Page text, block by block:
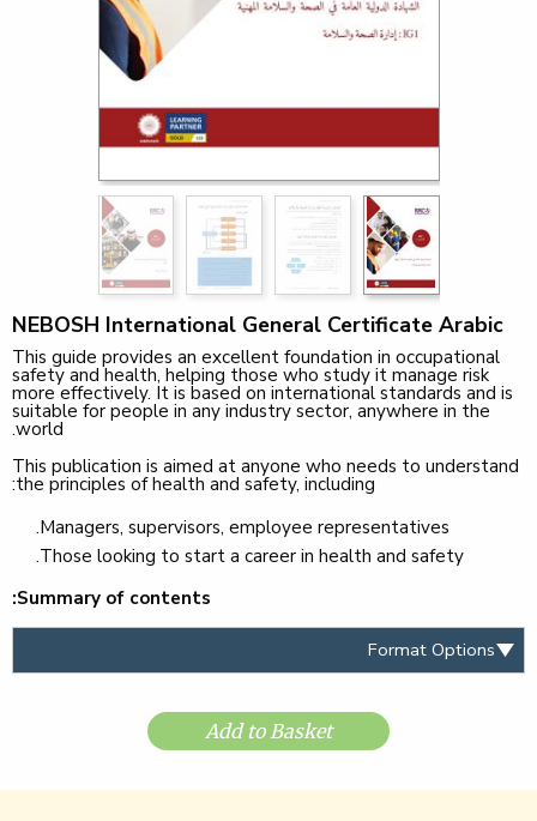
NEBOSH International General Certificate Arabic
This guide provides an excellent foundation in occupational
safety and health, helping those who study it manage risk
more effectively. It is based on international standards and is
suitable for people in any industry sector, anywhere in the
world.
This publication is aimed at anyone who needs to understand
the principles of health and safety, including:
Managers, supervisors, employee representatives.
Those looking to start a career in health and safety.
Summary of contents:
Add to Basket